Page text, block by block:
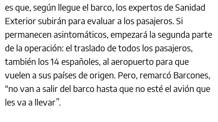
es que, según llegue el barco, los expertos de Sanidad
Exterior subirán para evaluar a los pasajeros. Si
permanecen asintomáticos, empezará la segunda parte
de la operación: el traslado de todos los pasajeros,
también los 14 españoles, al aeropuerto para que
vuelen a sus países de origen. Pero, remarcó Barcones,
“no van a salir del barco hasta que no esté el avión que
les va a llevar”.